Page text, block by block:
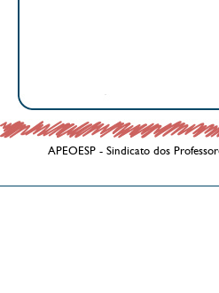
APEOESP - Sindicato dos